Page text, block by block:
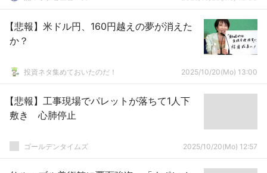
【悲報】米ドル円、160円越えの夢が消えた
か？
投資ネタ集めておいたのだ！ 2025/10/20(Mo) 13:00
【悲報】工事現場でパレットが落ちて1人下
敷き 心肺停止
ゴールデンタイムズ 2025/10/20(Mo) 12:57